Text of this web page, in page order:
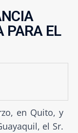
PARA EL
en Quito, y
el Sr.